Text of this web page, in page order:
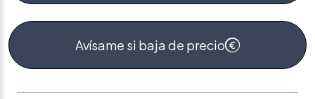
Avísame si baja de precio